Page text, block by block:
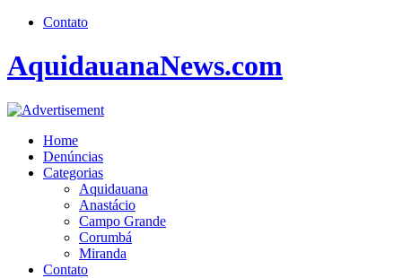
Contato
AquidauanaNews.com
Home
Denúncias
Categorias
Aquidauana
Anastácio
Campo Grande
Corumbá
Miranda
Contato